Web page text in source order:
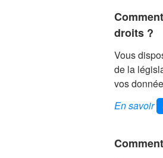
droits ?
Vous
de la
vos
En savoir
Vous avez